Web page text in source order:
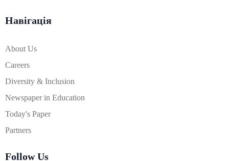
Навігація
About Us
Careers
Diversity & Inclusion
Newspaper in Education
Today's Paper
Partners
Follow Us